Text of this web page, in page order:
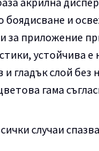
и
за приложение
устойчива
гладък слой
гама
случаи